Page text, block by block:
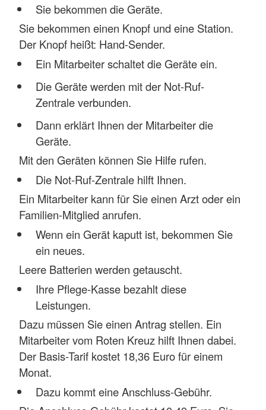
Sie bekommen die Geräte.
Sie bekommen einen Knopf und eine Station.
Der Knopf heißt: Hand-Sender.
Ein Mitarbeiter schaltet die Geräte ein.
Die Geräte werden mit der Not-Ruf-
Zentrale verbunden.
Dann erklärt Ihnen der Mitarbeiter die
Geräte.
Mit den Geräten können Sie Hilfe rufen.
Die Not-Ruf-Zentrale hilft Ihnen.
Ein Mitarbeiter kann für Sie einen Arzt oder ein
Familien-Mitglied anrufen.
Wenn ein Gerät kaputt ist, bekommen Sie
ein neues.
Leere Batterien werden getauscht.
Ihre Pflege-Kasse bezahlt diese
Leistungen.
Dazu müssen Sie einen Antrag stellen. Ein
Mitarbeiter vom Roten Kreuz hilft Ihnen dabei.
Der Basis-Tarif kostet 18,36 Euro für einem
Monat.
Dazu kommt eine Anschluss-Gebühr.